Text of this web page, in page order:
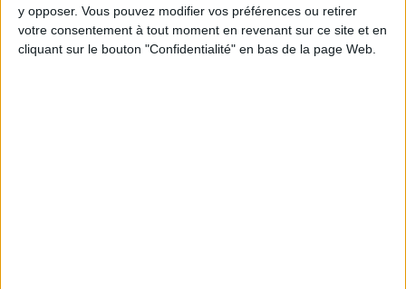
y opposer. Vous pouvez modifier vos préférences ou retirer
votre consentement à tout moment en revenant sur ce site et en
cliquant sur le bouton "Confidentialité" en bas de la page Web.